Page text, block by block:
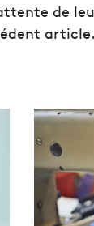
de
article.
F
a
b
r
q